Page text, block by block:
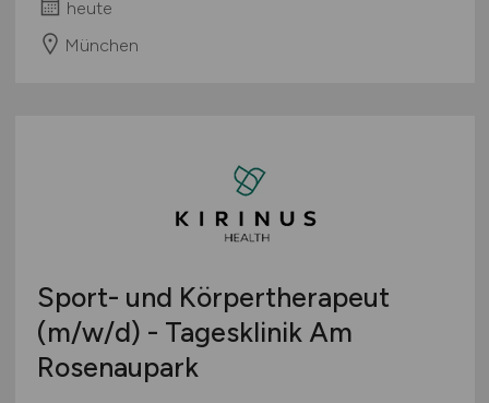
heute
München
Sport- und Körpertherapeut
(m/w/d) - Tagesklinik Am
Rosenaupark